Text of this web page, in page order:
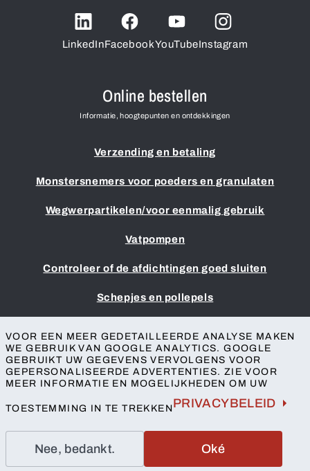
LinkedInFacebookYouTubeInstagram
Online bestellen
Informatie, hoogtepunten en ontdekkingen
Verzending en betaling
Monstersnemers voor poeders en granulaten
Wegwerpartikelen/voor eenmalig gebruik
Vatpompen
Controleer of de afdichtingen goed sluiten
Schepjes en pollepels
Algemene voorwaarden
Bescherming van de privacy
Toegankelijkheid
Contact
VOOR EEN MEER GEDETAILLEERDE ANALYSE MAKEN
WE GEBRUIK VAN GOOGLE ANALYTICS. GOOGLE
GEBRUIKT UW GEGEVENS VERVOLGENS VOOR
GEPERSONALISEERDE ADVERTENTIES. ZIE VOOR
MEER INFORMATIE EN MOGELIJKHEDEN OM UW
TOESTEMMING IN TE TREKKEN PRIVACYBELEID
Nee, bedankt. Oké